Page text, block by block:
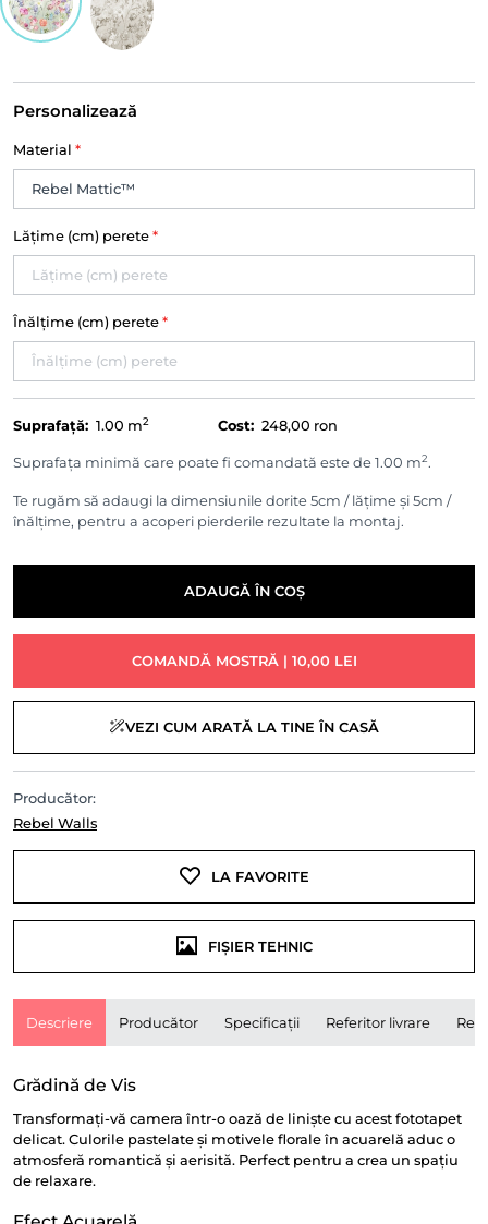
Personalizează
Material *
Lățime (cm) perete *
Înălțime (cm) perete *
Suprafață: 1.00 m2 Cost: 248,00 ron
Suprafața minimă care poate fi comandată este de 1.00 m2.
Te rugăm să adaugi la dimensiunile dorite 5cm / lățime și 5cm /
înălțime, pentru a acoperi pierderile rezultate la montaj.
ADAUGĂ ÎN COȘ
COMANDĂ MOSTRĂ | 10,00 LEI
VEZI CUM ARATĂ LA TINE ÎN CASĂ
Producător:
Rebel Walls
LA FAVORITE
FIȘIER TEHNIC
Descriere Producător Specificații Referitor livrare
Grădină de Vis
Transformați-vă camera într-o oază de liniște cu acest fototapet
delicat. Culorile pastelate și motivele florale în acuarelă aduc o
atmosferă romantică și aerisită. Perfect pentru a crea un spațiu
de relaxare.